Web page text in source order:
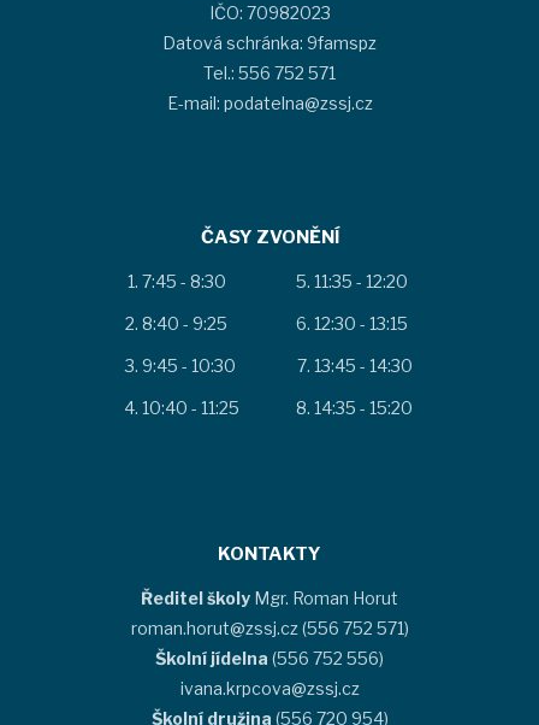
IČO: 70982023
Datová schránka: 9famspz
Tel.: 556 752 571
E-mail: podatelna@zssj.cz
ČASY ZVONĚNÍ
7:45 - 8:30
8:40 - 9:25
9:45 - 10:30
10:40 - 11:25
11:35 - 12:20
12:30 - 13:15
13:45 - 14:30
14:35 - 15:20
KONTAKTY
Ředitel školy Mgr. Roman Horut
roman.horut@zssj.cz (556 752 571)
Školní jídelna (556 752 556)
ivana.krpcova@zssj.cz
Školní družina (556 720 954)